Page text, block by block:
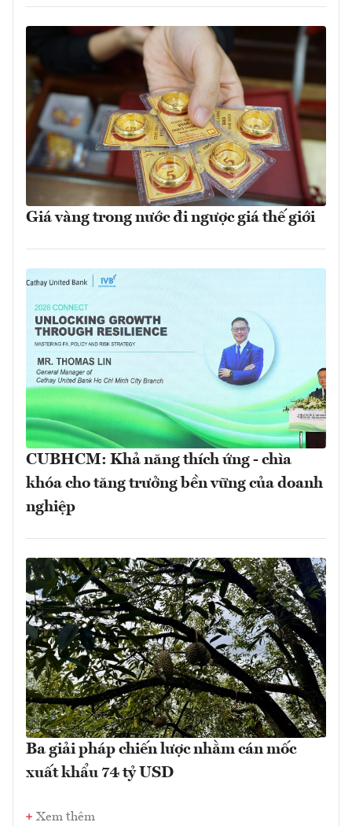
Giá vàng trong nước đi ngược giá thế giới
CUBHCM: Khả năng thích ứng - chìa
khóa cho tăng trưởng bền vững của doanh
nghiệp
Ba giải pháp chiến lược nhằm cán mốc
xuất khẩu 74 tỷ USD
Xem thêm